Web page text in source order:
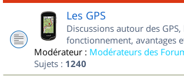
Les GPS
Discussions autour des
fonctionnement, avantages
Modérateur : Modérateurs des
Sujets : 1240